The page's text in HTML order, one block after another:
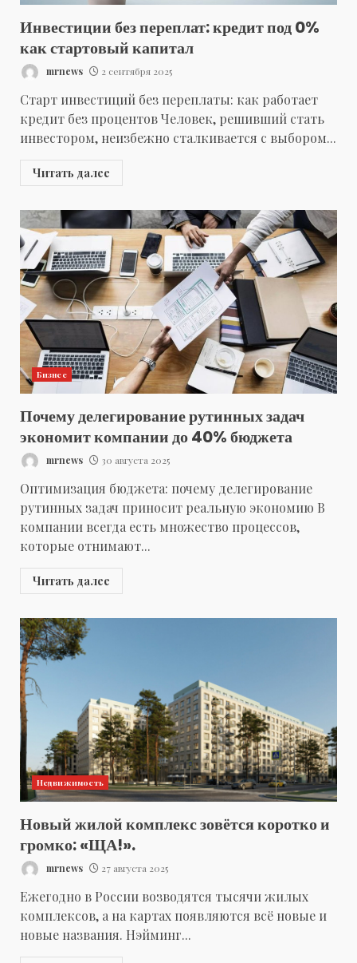
Инвестиции без переплат: кредит под 0%
как стартовый капитал
mrnews 2 сентября 2025
Старт инвестиций без переплаты: как работает
кредит без процентов Человек, решивший стать
инвестором, неизбежно сталкивается с выбором...
Читать далее
Бизнес
Почему делегирование рутинных задач
экономит компании до 40% бюджета
mrnews 30 августа 2025
Оптимизация бюджета: почему делегирование
рутинных задач приносит реальную экономию В
компании всегда есть множество процессов,
которые отнимают...
Читать далее
Недвижимость
Новый жилой комплекс зовётся коротко и
громко: «ЩА!».
mrnews 27 августа 2025
Ежегодно в России возводятся тысячи жилых
комплексов, а на картах появляются всё новые и
новые названия. Нэйминг...